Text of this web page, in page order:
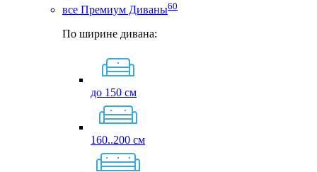
все Премиум Диваны60
По ширине дивана:
до 150 см
160..200 см